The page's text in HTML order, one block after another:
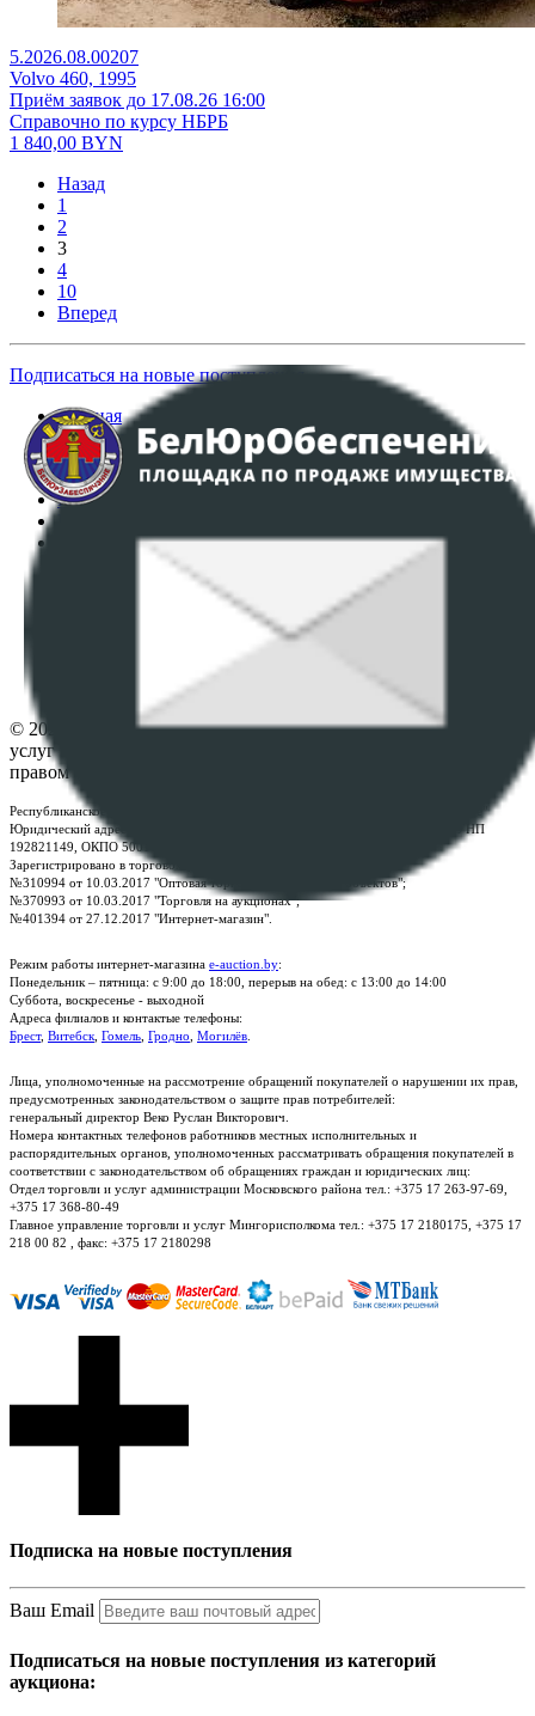
5.2026.08.00207
Volvo 460, 1995
Приём заявок до 17.08.26 16:00
Справочно по курсу НБРБ
1 840,00 BYN
Назад
1
2
3
4
10
Вперед
Подписаться на новые поступления
Главная
Аукционы
Интернет-магазин
Регламент организации и проведения торгов
Политика в отношении обработки персональных
ПОЛОЖЕНИЕ О ПОЛИТИКЕ ОБРАБОТКИ COOKIE-
Настройки cookie-файлов
© 2026 Республиканское унитарное предприятие по оказанию
услуг "БелЮрОбеспечение" - Все права защищены авторским
правом
Республиканское унитарное предприятие по оказанию услуг "БелЮрОбеспечение"
Юридический адрес: г. Минск, пр-т. Дзержинского, 1Б, e-mail:
, УНП
192821149, ОКПО 500111895000
Зарегистрировано в торговом реестре Республики Беларусь:
№310994 от 10.03.2017 "Оптовая торговля без торговых объектов";
№370993 от 10.03.2017 "Торговля на аукционах";
№401394 от 27.12.2017 "Интернет-магазин".
Режим работы интернет-магазина e-auction.by:
Понедельник – пятница: с 9:00 до 18:00, перерыв на обед: с 13:00 до 14:00
Суббота, воскресенье - выходной
Адреса филиалов и контактые телефоны:
Брест, Витебск Гомель Гродно Могилёв
Лица, уполномоченные на рассмотрение обращений покупателей о нарушении их прав,
предусмотренных законодательством о защите прав потребителей:
генеральный директор Веко Руслан Викторович.
Номера контактных телефонов работников местных исполнительных и
распорядительных органов, уполномоченных рассматривать обращения покупателей в
соответствии с законодательством об обращениях граждан и юридических лиц:
Отдел торговли и услуг администрации Московского района тел.: +375 17 263-97-69,
+375 17 368-80-49
Главное управление торговли и услуг Мингорисполкома тел.: +375 17 2180175, +375 17
218 00 82 , факс: +375 17 2180298
Подписка на новые поступления
Ваш Email
Подписаться на новые поступления из категорий
аукциона: